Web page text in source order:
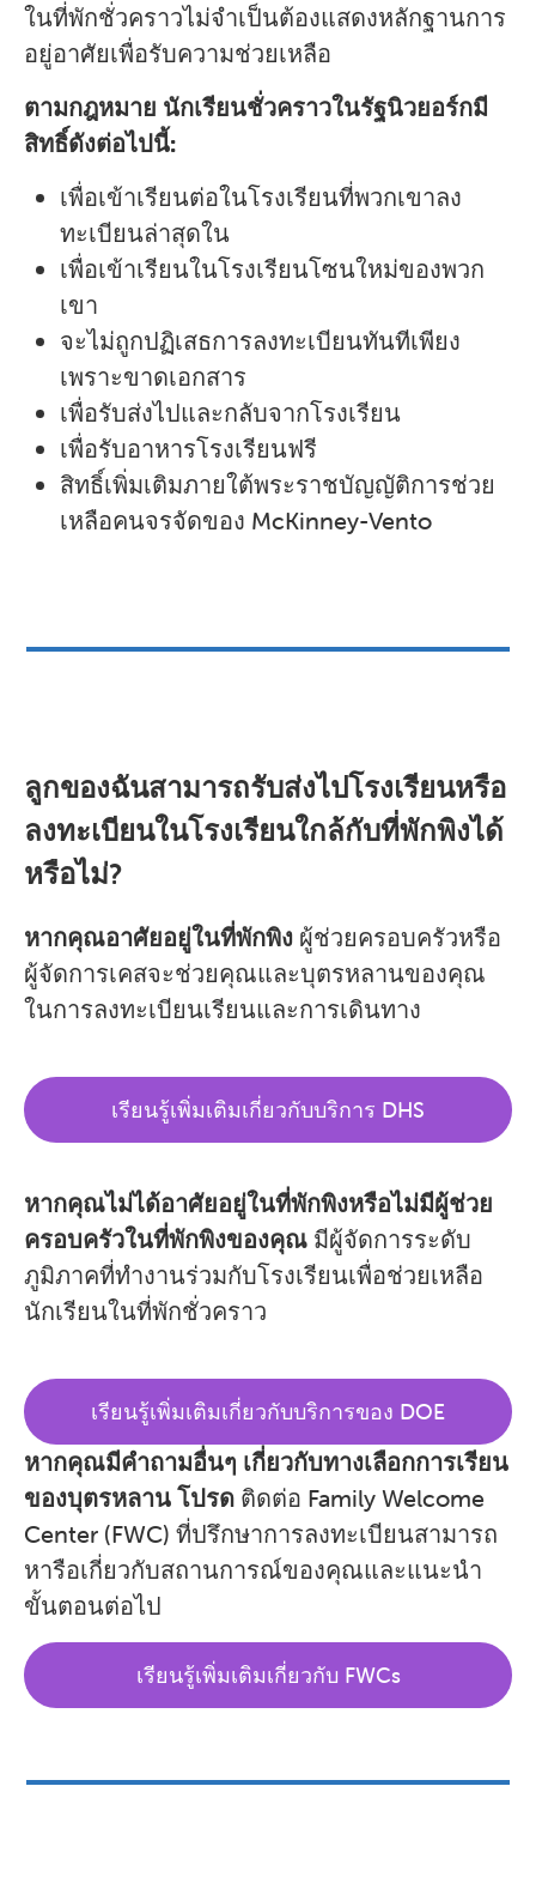
ในที่พักชั่วคราวไม่จำเป็นต้องแสดงหลักฐานการ
อยู่อาศัยเพื่อรับความช่วยเหลือ
ตามกฎหมาย นักเรียนชั่วคราวในรัฐนิวยอร์กมี
สิทธิ์ดังต่อไปนี้:
เพื่อเข้าเรียนต่อในโรงเรียนที่พวกเขาลง
ทะเบียนล่าสุดใน
เพื่อเข้าเรียนในโรงเรียนโซนใหม่ของพวก
เขา
จะไม่ถูกปฏิเสธการลงทะเบียนทันทีเพียง
เพราะขาดเอกสาร
เพื่อรับส่งไปและกลับจากโรงเรียน
เพื่อรับอาหารโรงเรียนฟรี
สิทธิ์เพิ่มเติมภายใต้พระราชบัญญัติการช่วย
เหลือคนจรจัดของ McKinney-Vento
ลูกของฉันสามารถรับส่งไปโรงเรียนหรือ
ลงทะเบียนในโรงเรียนใกล้กับที่พักพิงได้
หรือไม่?
หากคุณอาศัยอยู่ในที่พักพิง ผู้ช่วยครอบครัวหรือ
ผู้จัดการเคสจะช่วยคุณและบุตรหลานของคุณ
ในการลงทะเบียนเรียนและการเดินทาง
เรียนรู้เพิ่มเติมเกี่ยวกับบริการ DHS
หากคุณไม่ได้อาศัยอยู่ในที่พักพิงหรือไม่มีผู้ช่วย
ครอบครัวในที่พักพิงของคุณ มีผู้จัดการระดับ
ภูมิภาคที่ทำงานร่วมกับโรงเรียนเพื่อช่วยเหลือ
นักเรียนในที่พักชั่วคราว
เรียนรู้เพิ่มเติมเกี่ยวกับบริการของ DOE
หากคุณมีคำถามอื่นๆ เกี่ยวกับทางเลือกการเรียน
ของบุตรหลาน โปรด ติดต่อ Family Welcome
Center (FWC) ที่ปรึกษาการลงทะเบียนสามารถ
หารือเกี่ยวกับสถานการณ์ของคุณและแนะนำ
ขั้นตอนต่อไป
เรียนรู้เพิ่มเติมเกี่ยวกับ FWCs